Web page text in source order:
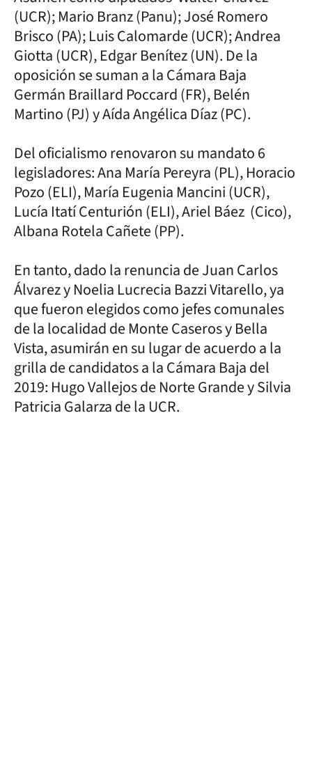
(UCR); Mario Branz (Panu); José Romero
Brisco (PA); Luis Calomarde (UCR); Andrea
Giotta (UCR), Edgar Benítez (UN). De la
oposición se suman a la Cámara Baja
Germán Braillard Poccard (FR), Belén
Martino (PJ) y Aída Angélica Díaz (PC).
Del oficialismo renovaron su mandato 6
legisladores: Ana María Pereyra (PL), Horacio
Pozo (ELI), María Eugenia Mancini (UCR),
Lucía Itatí Centurión (ELI), Ariel Báez (Cico),
Albana Rotela Cañete (PP).
En tanto, dado la renuncia de Juan Carlos
Álvarez y Noelia Lucrecia Bazzi Vitarello, ya
que fueron elegidos como jefes comunales
de la localidad de Monte Caseros y Bella
Vista, asumirán en su lugar de acuerdo a la
grilla de candidatos a la Cámara Baja del
2019: Hugo Vallejos de Norte Grande y Silvia
Patricia Galarza de la UCR.